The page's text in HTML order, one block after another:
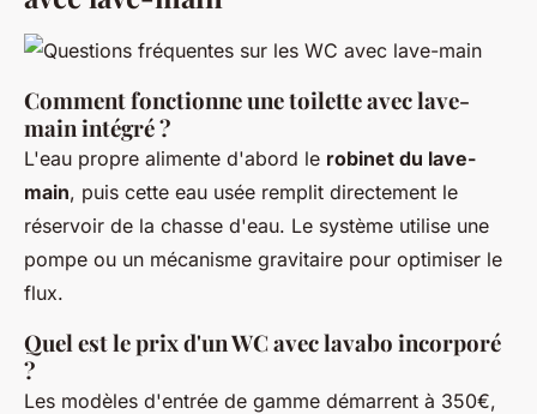
Comment fonctionne une toilette avec lave-
main intégré ?
L'eau propre alimente d'abord le robinet du lave-
main, puis cette eau usée remplit directement le
réservoir de la chasse d'eau. Le système utilise une
pompe ou un mécanisme gravitaire pour optimiser le
flux.
Quel est le prix d'un WC avec lavabo incorporé
?
Les modèles d'entrée de gamme démarrent à 350€,